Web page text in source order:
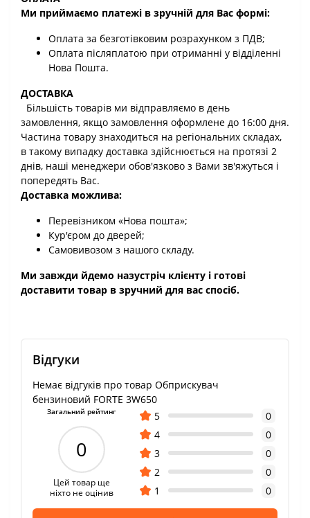
Ми приймаємо платежі в зручній для Вас формі:
Оплата за безготівковим розрахунком з ПДВ;
Оплата післяплатою при отриманні у відділенні
Нова Пошта.
ДОСТАВКА
Більшість товарів ми відправляємо в день
замовлення, якщо замовлення оформлене до 16:00 дня.
Частина товару знаходиться на регіональних складах,
в такому випадку доставка здійснюється на протязі 2
днів, наші менеджери обов'язково з Вами зв'яжуться і
попередять Вас.
Доставка можлива:
Перевізником «Нова пошта»;
Кур'єром до дверей;
Самовивозом з нашого складу.
Ми завжди йдемо назустріч клієнту і готові
доставити товар в зручний для вас спосіб.
Відгуки
Немає відгуків про товар Обприскувач
бензиновий FORTE 3W650
Загальний рейтинг
0
Цей товар ще
ніхто не оцінив
5
0
4
0
3
0
2
0
1
0